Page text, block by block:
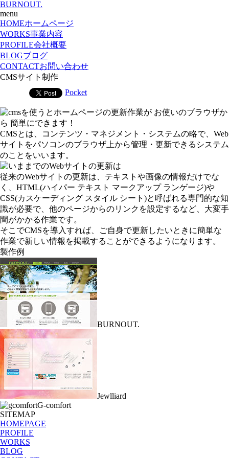
BURNOUT.
menu
HOMEホームページ
WORKS事業内容
PROFILE会社概要
BLOGブログ
CONTACTお問い合わせ
CMSサイト制作
Pocket
CMSとは、コンテンツ・マネジメント・システムの略で、Web
サイトをパソコンのブラウザ上から管理・更新できるシステム
のことをいいます。
従来のWebサイトの更新は、テキストや画像の情報だけでな
く、HTML(ハイパー テキスト マークアップ ランゲージ)や
CSS(カスケーディング スタイル シート)と呼ばれる専門的な知
識が必要で、他のページからのリンクを設定するなど、大変手
間がかかる作業です。
そこでCMSを導入すれば、ご自身で更新したいときに簡単な
作業で新しい情報を掲載することができるようになります。
製作例
BURNOUT.
Jewlliard
G-comfort
SITEMAP
HOMEPAGE
PROFILE
WORKS
BLOG